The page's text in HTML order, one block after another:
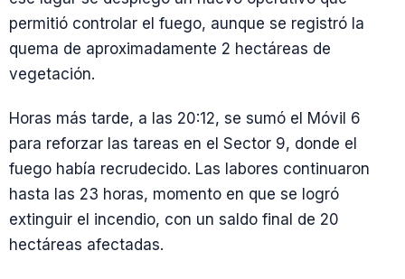
permitió controlar el fuego, aunque se registró la
quema de aproximadamente 2 hectáreas de
vegetación.
Horas más tarde, a las 20:12, se sumó el Móvil 6
para reforzar las tareas en el Sector 9, donde el
fuego había recrudecido. Las labores continuaron
hasta las 23 horas, momento en que se logró
extinguir el incendio, con un saldo final de 20
hectáreas afectadas.